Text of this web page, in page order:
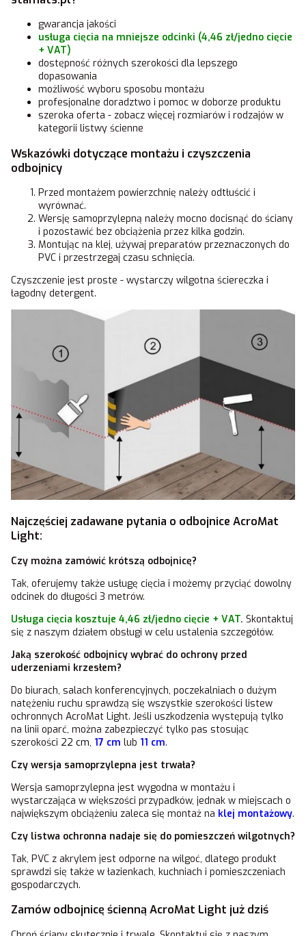
gwarancja jakości
usługa cięcia na mniejsze odcinki (4,46 zł/jedno cięcie
+ VAT)
dostępność różnych szerokości dla lepszego
dopasowania
możliwość wyboru sposobu montażu
profesjonalne doradztwo i pomoc w doborze produktu
szeroka oferta - zobacz więcej rozmiarów i rodzajów w
kategorii listwy ścienne
Wskazówki dotyczące montażu i czyszczenia
odbojnicy
Przed montażem powierzchnię należy odtłuścić i
wyrównać.
Wersję samoprzylepną należy mocno docisnąć do ściany
i pozostawić bez obciążenia przez kilka godzin.
Montując na klej, używaj preparatów przeznaczonych do
PVC i przestrzegaj czasu schnięcia.
Czyszczenie jest proste - wystarczy wilgotna ściereczka i
łagodny detergent.
Najczęściej zadawane pytania o odbojnice AcroMat
Light:
Czy można zamówić krótszą odbojnicę?
Tak, oferujemy także usługę cięcia i możemy przyciąć dowolny
odcinek do długości 3 metrów.
Usługa cięcia kosztuje 4,46 zł/jedno cięcie + VAT. Skontaktuj
się z naszym działem obsługi w celu ustalenia szczegółów.
Jaką szerokość odbojnicy wybrać do ochrony przed
uderzeniami krzesłem?
Do biurach, salach konferencyjnych, poczekalniach o dużym
natężeniu ruchu sprawdzą się wszystkie szerokości listew
ochronnych AcroMat Light. Jeśli uszkodzenia występują tylko
na linii oparć, można zabezpieczyć tylko pas stosując
szerokości 22 cm, 17 cm lub 11 cm.
Czy wersja samoprzylepna jest trwała?
Wersja samoprzylepna jest wygodna w montażu i
wystarczająca w większości przypadków, jednak w miejscach o
największym obciążeniu zaleca się montaż na klej montażowy.
Czy listwa ochronna nadaje się do pomieszczeń wilgotnych?
Tak, PVC z akrylem jest odporne na wilgoć, dlatego produkt
sprawdzi się także w łazienkach, kuchniach i pomieszczeniach
gospodarczych.
Zamów odbojnicę ścienną AcroMat Light już dziś